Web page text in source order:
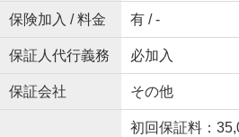
保険加入 / 料金 有 / -
保証人代行義務 必加入
保証会社 その他
初回保証料：